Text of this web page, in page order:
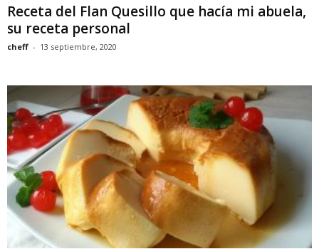
Receta del Flan Quesillo que hacía mi abuela,
su receta personal
cheff - 13 septiembre, 2020